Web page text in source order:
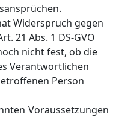
Widerspruch gegen
21 Abs. 1 DS-GVO
nicht fest, ob die
Verantwortlichen
Person
Voraussetzungen